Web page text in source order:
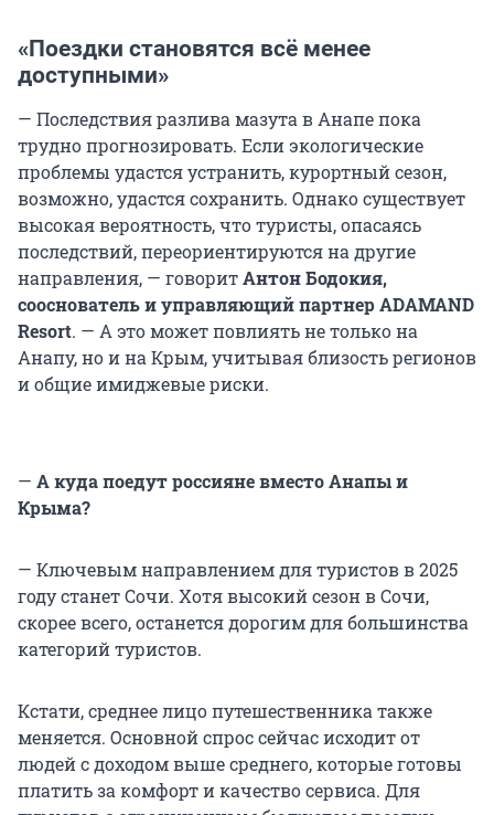
«Поездки становятся всё менее
доступными»
— Последствия разлива мазута в Анапе пока
трудно прогнозировать. Если экологические
проблемы удастся устранить, курортный сезон,
возможно, удастся сохранить. Однако существует
высокая вероятность, что туристы, опасаясь
последствий, переориентируются на другие
направления, — говоритАнтон Бодокия,
сооснователь и управляющий партнер ADAMAND
Resort. — А это может повлиять не только на
Анапу, но и на Крым, учитывая близость регионов
и общие имиджевые риски.
— А куда поедут россияне вместо Анапы и
Крыма?
— Ключевым направлением для туристов в 2025
году станет Сочи. Хотя высокий сезон в Сочи,
скорее всего, останется дорогим для большинства
категорий туристов.
Кстати, среднее лицо путешественника также
меняется. Основной спрос сейчас исходит от
людей с доходом выше среднего, которые готовы
платить за комфорт и качество сервиса. Для